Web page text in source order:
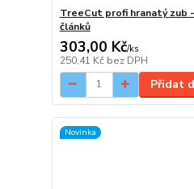
TreeCut profi hranatý zub -
článků
303,00 Kč/ks
250,41 Kč bez DPH
Přidat
Novinka